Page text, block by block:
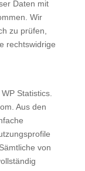
Daten mit
Wir
zu prüfen,
rechtswidrige
Statistics.
Aus den
von